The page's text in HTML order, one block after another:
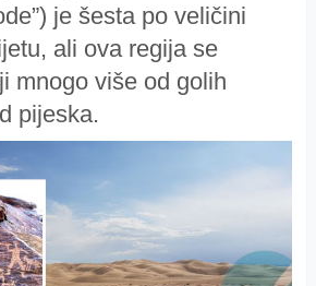
je šesta po veličini
ali ova regija se
mnogo više od golih
pijeska.